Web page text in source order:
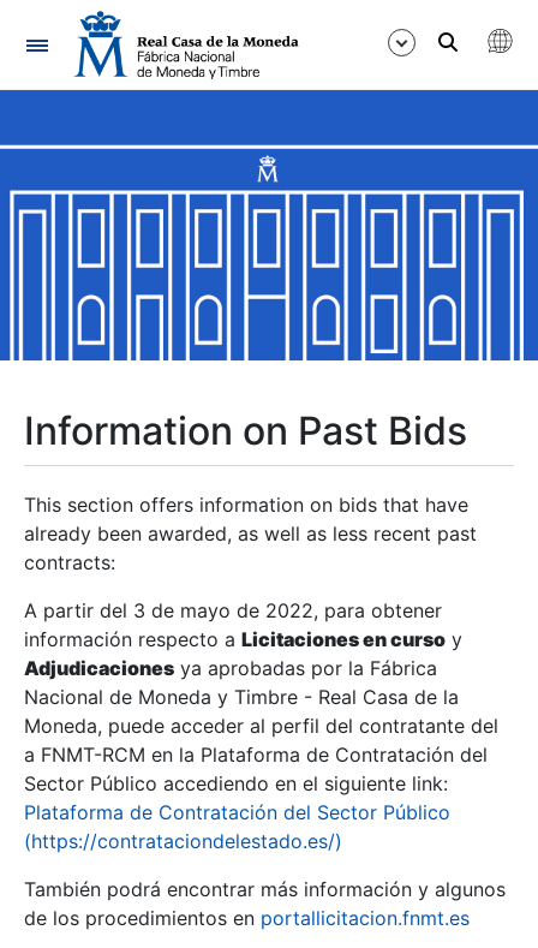
Navigation
Show/Hide
Show/Hide
Show/Hide
Show/Hide
Show/Hide
Information on Past Bids
This section offers information on bids that have
already been awarded, as well as less recent past
contracts:
A partir del 3 de mayo de 2022, para obtener
información respecto a Licitaciones en curso y
Adjudicaciones ya aprobadas por la Fábrica
Nacional de Moneda y Timbre - Real Casa de la
Moneda, puede acceder al perfil del contratante del
a FNMT-RCM en la Plataforma de Contratación del
Sector Público accediendo en el siguiente link:
Plataforma de Contratación del Sector Público
(https://contrataciondelestado.es/)
También podrá encontrar más información y algunos
de los procedimientos en portallicitacion.fnmt.es